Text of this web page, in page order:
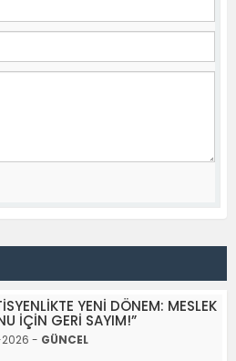
YENİ DÖNEM: MESLEK
İÇİN GERİ SAYIM!”
- GÜNCEL